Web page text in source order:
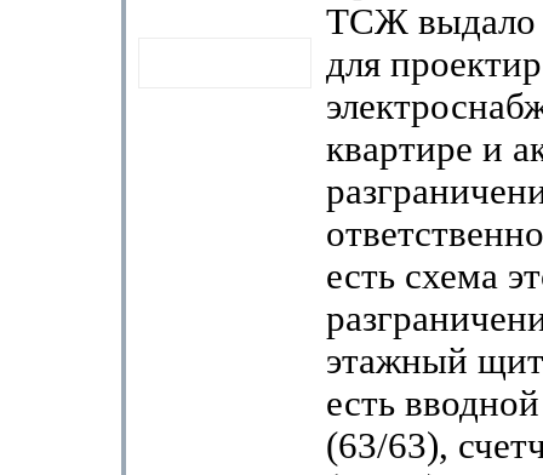
ТСЖ выдало
для
квартире и
есть схема
этажный
есть
(63/63),